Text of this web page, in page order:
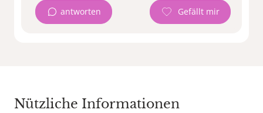
antworten
Nützliche Informationen